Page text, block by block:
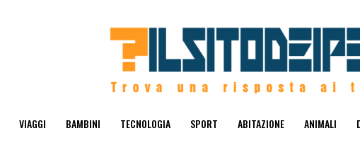
VIAGGI BAMBINI TECNOLOGIA SPORT ABITAZIONE ANIMALI